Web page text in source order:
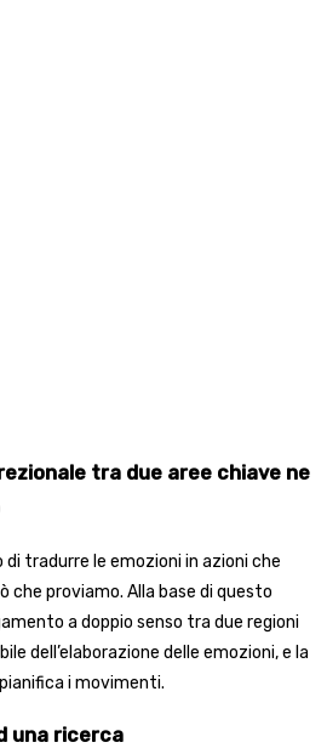
tra due aree chiave ne
di tradurre le emozioni in azioni che
proviamo. Alla base di questo
a doppio senso tra due regioni
dell’elaborazione delle emozioni, e la
i movimenti.
una ricerca